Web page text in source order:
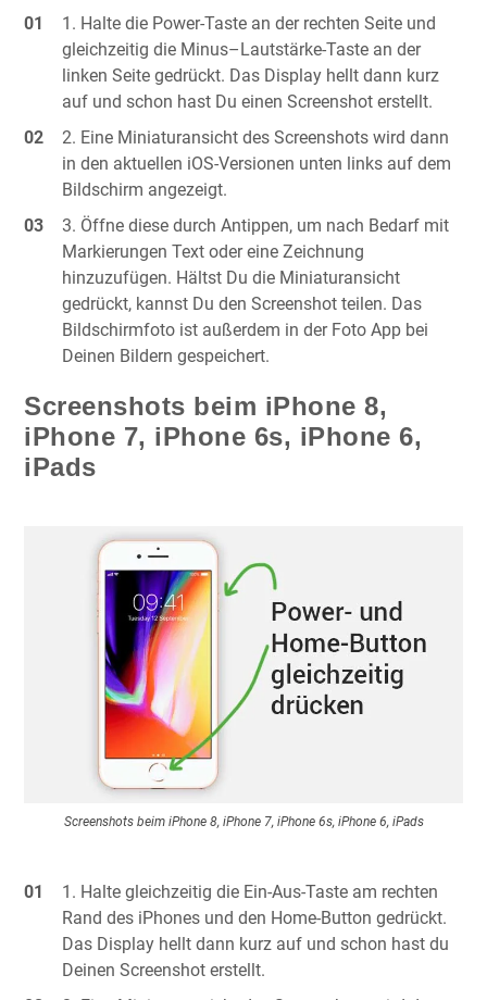
Halte die Power-Taste an der rechten Seite und
gleichzeitig die Minus–Lautstärke-Taste an der
linken Seite gedrückt. Das Display hellt dann kurz
auf und schon hast Du einen Screenshot erstellt.
Eine Miniaturansicht des Screenshots wird dann
in den aktuellen iOS-Versionen unten links auf dem
Bildschirm angezeigt.
Öffne diese durch Antippen, um nach Bedarf mit
Markierungen Text oder eine Zeichnung
hinzuzufügen. Hältst Du die Miniaturansicht
gedrückt, kannst Du den Screenshot teilen. Das
Bildschirmfoto ist außerdem in der Foto App bei
Deinen Bildern gespeichert.
Screenshots beim iPhone 8,
iPhone 7, iPhone 6s, iPhone 6,
iPads
Screenshots beim iPhone 8, iPhone 7, iPhone 6s, iPhone 6, iPads
Halte gleichzeitig die Ein-Aus-Taste am rechten
Rand des iPhones und den Home-Button gedrückt.
Das Display hellt dann kurz auf und schon hast du
Deinen Screenshot erstellt.